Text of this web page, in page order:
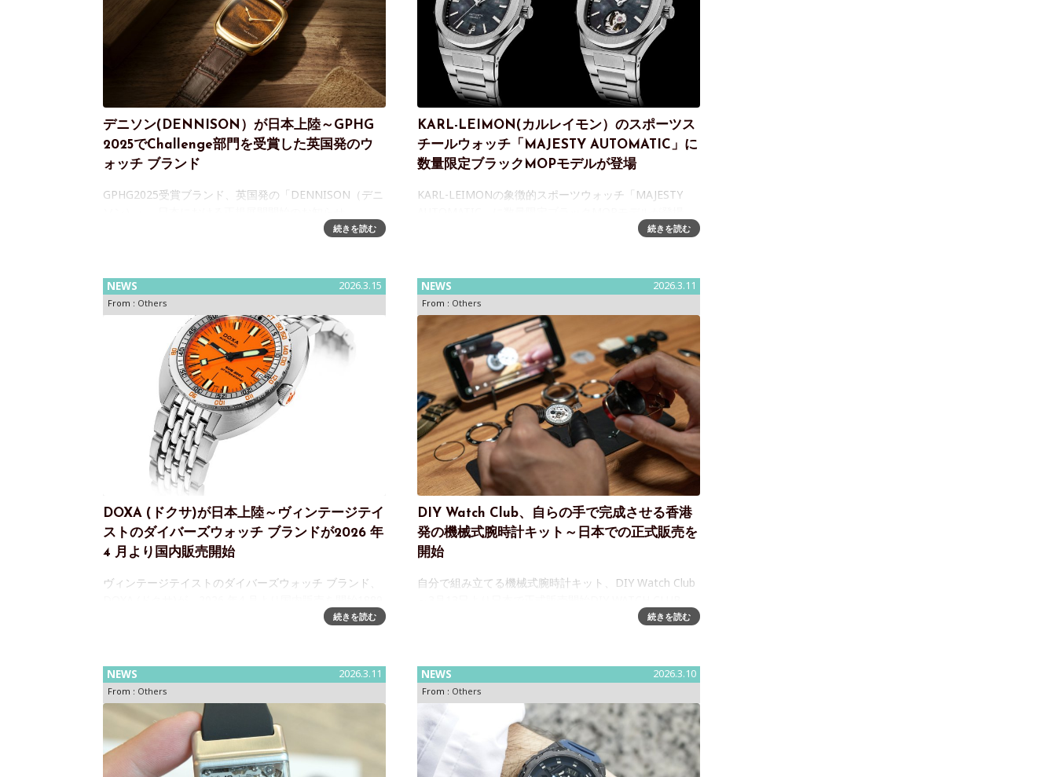
デニソン(DENNISON）が日本上陸～GPHG
2025でChallenge部門を受賞した英国発のウ
ォッチ ブランド
GPHG2025受賞ブランド、英国発の「DENNISON（デニ
DENNISON（デニソン）は1874年に創業し、長年にわた
続きを読む
KARL-LEIMON(カルレイモン）のスポーツス
チールウォッチ「MAJESTY AUTOMATIC」に
数量限定ブラックMOPモデルが登場
KARL-LEIMONの象徴的スポーツウォッチ「MAJESTY
2017年に創業した日本製ウォッチメーカー、KARL-
続きを読む
NEWS 2026.3.15
From : Others
DOXA (ドクサ)が日本上陸～ヴィンテージテイ
ストのダイバーズウォッチ ブランドが2026 年
4 月より国内販売開始
ヴィンテージテイストのダイバーズウォッチ ブランド、
年にスイスのル・ロックルにて創業。一般市場向けとし
続きを読む
NEWS 2026.3.11
From : Others
DIY Watch Club、自らの手で完成させる香港
発の機械式腕時計キット～日本での正式販売を
開始
自分で組み立てる機械式腕時計キット、DIY Watch Club
Limited（本社：香港、以下DIY Watch Club）は、自分
続きを読む
NEWS 2026.3.11
From : Others
NEWS 2026.3.10
From : Others